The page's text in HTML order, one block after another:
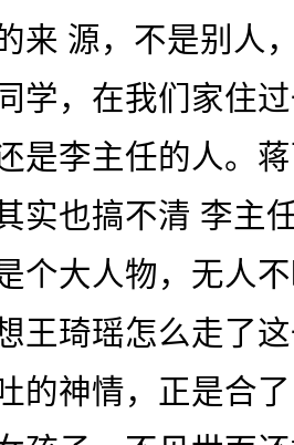
来 源，不是别人
学，在我们家住
是李主任的人。
实也搞不清 李主
个大人物，无人
王琦瑶怎么走了
的神情，正是合